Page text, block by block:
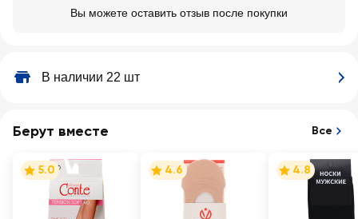
Вы можете оставить отзыв после покупки
В наличии 22 шт
Берут вместе Все
5.0 4.6 4.8